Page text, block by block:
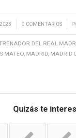
0 COMENTARIOS
/
DEL REAL
MATEO, MADRID, MADRID
Quizás te